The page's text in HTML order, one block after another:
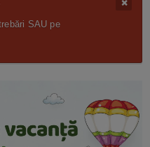
SAU pe